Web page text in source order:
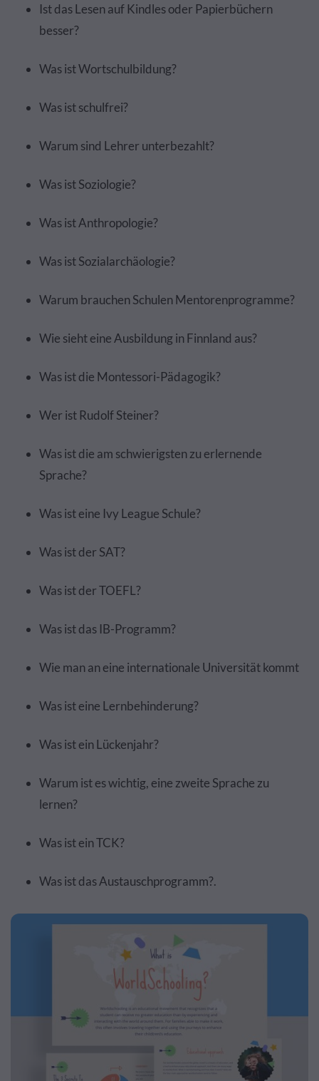
Ist das Lesen auf Kindles oder Papierbüchern
besser?
Was ist Wortschulbildung?
Was ist schulfrei?
Warum sind Lehrer unterbezahlt?
Was ist Soziologie?
Was ist Anthropologie?
Was ist Sozialarchäologie?
Warum brauchen Schulen Mentorenprogramme?
Wie sieht eine Ausbildung in Finnland aus?
Was ist die Montessori-Pädagogik?
Wer ist Rudolf Steiner?
Was ist die am schwierigsten zu erlernende
Sprache?
Was ist eine Ivy League Schule?
Was ist der SAT?
Was ist der TOEFL?
Was ist das IB-Programm?
Wie man an eine internationale Universität kommt
Was ist eine Lernbehinderung?
Was ist ein Lückenjahr?
Warum ist es wichtig, eine zweite Sprache zu
lernen?
Was ist ein TCK?
Was ist das Austauschprogramm?.